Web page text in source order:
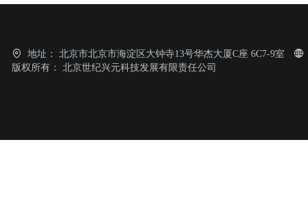
地址：
北京市北京市海淀区大钟寺13号华杰大厦C座 6C7-9室
版权所有：
北京世纪兴元科技发展有限责任公司